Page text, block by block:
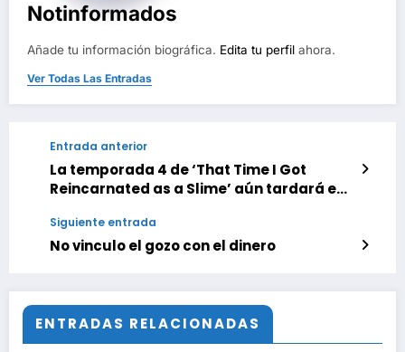
Notinformados
Añade tu información biográfica. Edita tu perfil ahora.
Ver Todas Las Entradas
Entrada anterior
La temporada 4 de ‘That Time I Got
Reincarnated as a Slime’ aún tardará en
frenéticos animes de fantasía para que
no pare la aventura
Siguiente entrada
No vinculo el gozo con el dinero
ENTRADAS RELACIONADAS